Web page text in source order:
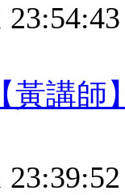
23:54:43
黃講師
23:39:52